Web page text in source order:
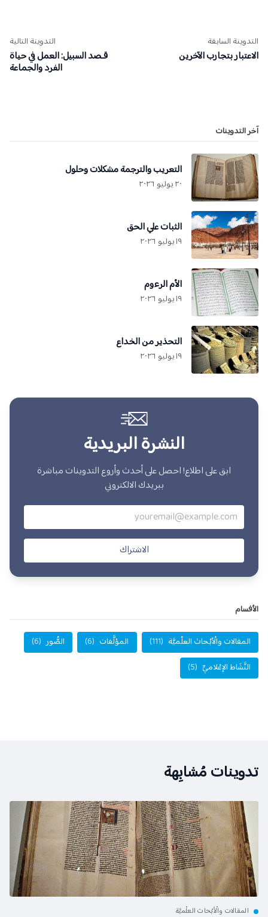
التدوينة السابقة
الاعتبار بتجارب الآخرين
التدوينة التالية
قـصد السبيل: العمل في حياة
الفرد والجماعة
آخر التدوينات
التعريب والترجمة مشكلات وحلول
٢٠ يوليو ٢٠٢٦
الثبات علي الحق
١٩ يوليو ٢٠٢٦
الأم الرءوم
١٩ يوليو ٢٠٢٦
التحذير من الخداع
١٩ يوليو ٢٠٢٦
النشرة البريدية
ابق على اطلاع! احصل على أحدث وأروع التدوينات مباشرة
ببريدك الالكتروني
الاشتراك
الأفسام
المقالات والْأبْحاث العلْميَّة (111) المؤلَّفات (6) الصُّور (6)
النَّشَاط الإعْلاميِّ (5)
تدوينات مُشابِهة
المقالات والْأبْحاث العلْميَّة